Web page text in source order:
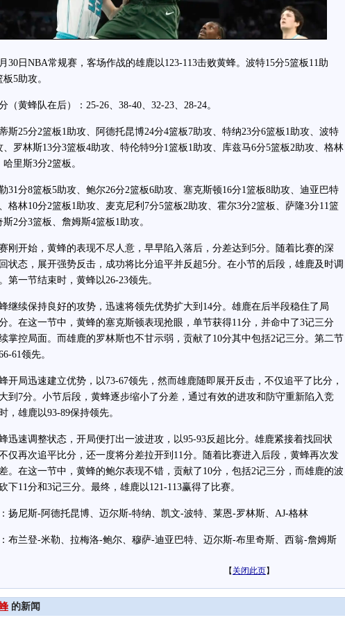
日NBA常规赛，客场作战的雄鹿以123-113击败黄蜂。波特15分5篮板11助
5助攻。
黄蜂队在后）：25-26、38-40、32-23、28-24。
25分2篮板1助攻、阿德托昆博24分4篮板7助攻、特纳23分6篮板1助攻、波特
、罗林斯13分3篮板4助攻、特伦特9分1篮板1助攻、库兹马6分5篮板2助攻、格林
里斯3分2篮板。
分8篮板5助攻、鲍尔26分2篮板6助攻、塞克斯顿16分1篮板8助攻、迪亚巴特
格林10分2篮板1助攻、麦克尼利7分5篮板2助攻、霍尔3分2篮板、萨隆3分11篮
2分3篮板、詹姆斯4篮板1助攻。
开始，黄蜂的表现不尽人意，早早陷入落后，分差达到5分。随着比赛的深
状态，展开强势反击，成功将比分追平并反超5分。在小节的后段，雄鹿及时调
第一节结束时，黄蜂以26-23领先。
续保持良好的攻势，迅速将领先优势扩大到14分。雄鹿在后半段稳住了局
。在这一节中，黄蜂的塞克斯顿表现抢眼，单节获得11分，并命中了3记三分
掌控局面。而雄鹿的罗林斯也不甘示弱，贡献了10分其中包括2记三分。第二节
61领先。
局迅速建立优势，以73-67领先，然而雄鹿随即展开反击，不仅追平了比分，
到7分。小节后段，黄蜂逐步缩小了分差，通过有效的进攻和防守重新陷入竞
，雄鹿以93-89保持领先。
速调整状态，开局便打出一波进攻，以95-93反超比分。雄鹿紧接着找回状
仅再次追平比分，还一度将分差拉开到11分。随着比赛进入后段，黄蜂再次发
。在这一节中，黄蜂的鲍尔表现不错，贡献了10分，包括2记三分，而雄鹿的波
下11分和3记三分。最终，雄鹿以121-113赢得了比赛。
尼斯-阿德托昆博、迈尔斯-特纳、凯文-波特、莱恩-罗林斯、AJ-格林
兰登-米勒、拉梅洛-鲍尔、穆萨-迪亚巴特、迈尔斯-布里奇斯、西翁-詹姆斯
【 关闭此页】
的新闻